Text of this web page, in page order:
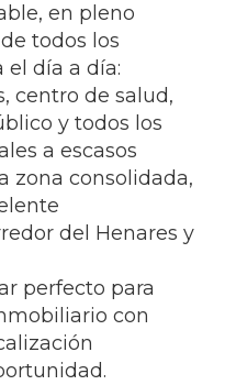
en pleno
todos los
el día a día:
centro de salud,
y todos los
a escasos
zona consolidada,
del Henares y
perfecto para
con